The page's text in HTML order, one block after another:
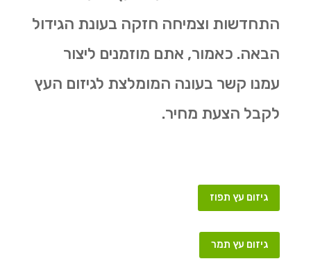
התחדשות וצמיחה חזקה בעונת הגידול
הבאה. כאמור, אתם מוזמנים ליצור
עמנו קשר בעונה המומלצת לגיזום העץ
לקבל הצעת מחיר.
גיזום עץ תפוז
גיזום עץ תמר